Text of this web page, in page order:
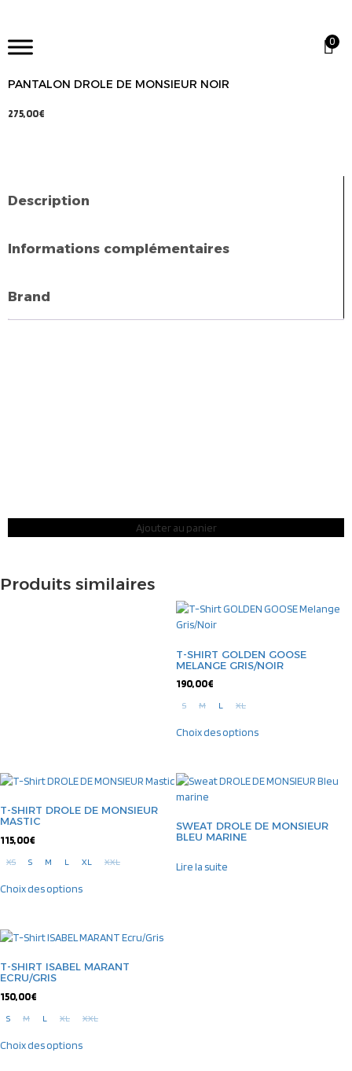
0
PANTALON DROLE DE MONSIEUR NOIR
275,00€
Description
Informations complémentaires
Brand
Ajouter au panier
Produits similaires
T-SHIRT GOLDEN GOOSE
MELANGE GRIS/NOIR
190,00€
S
M L XL
Choix des options
T-SHIRT DROLE DE MONSIEUR
MASTIC
115,00€
XS
S M L XL XXL
Choix des options
SWEAT DROLE DE MONSIEUR
BLEU MARINE
Lire la suite
T-SHIRT ISABEL MARANT
ECRU/GRIS
150,00€
S
M L XL XXL
Choix des options